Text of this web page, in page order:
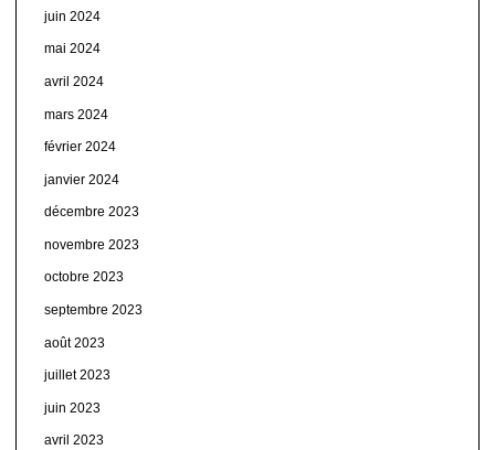
juin 2024
mai 2024
avril 2024
mars 2024
février 2024
janvier 2024
décembre 2023
novembre 2023
octobre 2023
septembre 2023
août 2023
juillet 2023
juin 2023
avril 2023